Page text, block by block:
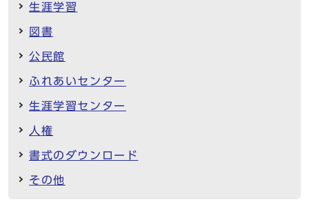
生涯学習
図書
公民館
ふれあいセンター
生涯学習センター
人権
書式のダウンロード
その他